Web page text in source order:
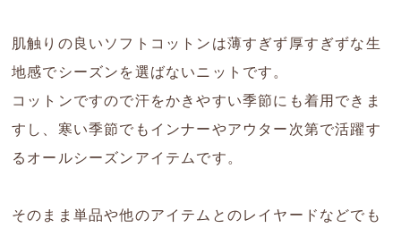
肌触りの良いソフトコットンは薄すぎず厚すぎずな生
地感でシーズンを選ばないニットです。
コットンですので汗をかきやすい季節にも着用できま
すし、寒い季節でもインナーやアウター次第で活躍す
るオールシーズンアイテムです。
そのまま単品や他のアイテムとのレイヤードなどでも